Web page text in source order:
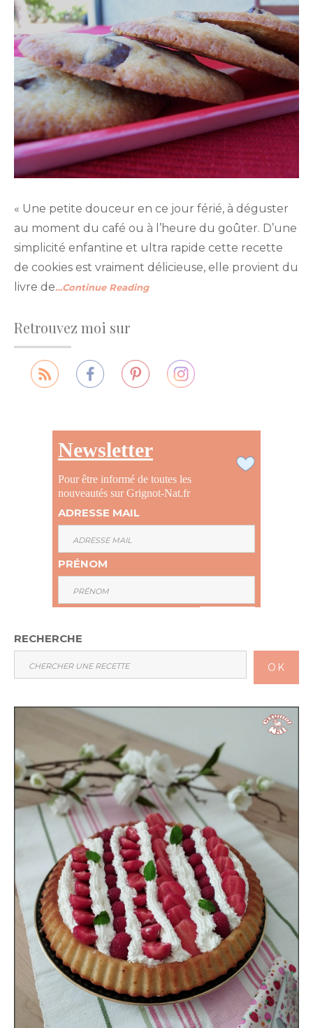
« Une petite douceur en ce jour férié, à déguster
au moment du café ou à l’heure du goûter. D’une
simplicité enfantine et ultra rapide cette recette
de cookies est vraiment délicieuse, elle provient du
livre de…Continue Reading
Retrouvez moi sur
Newsletter
Pour être informé de toutes les
nouveautés sur Grignot-Nat.fr
ADRESSE MAIL
PRÉNOM
RECHERCHE
OK